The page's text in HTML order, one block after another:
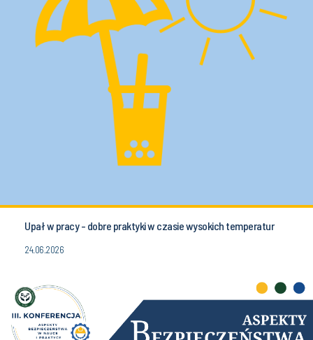
Upał w pracy - dobre praktyki w czasie wysokich temperatur
24.06.2026